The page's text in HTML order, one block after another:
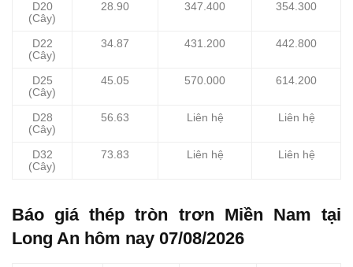
D20
(Cây)
28.90 347.400 354.300
D22
(Cây)
34.87 431.200 442.800
D25
(Cây)
45.05 570.000 614.200
D28
(Cây)
56.63 Liên hệ Liên hệ
D32
(Cây)
73.83 Liên hệ Liên hệ
Báo giá thép tròn trơn Miền Nam tại
Long An hôm nay 07/08/2026